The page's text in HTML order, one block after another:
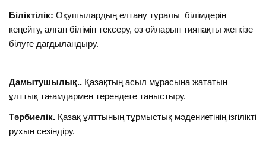
Біліктілік: Оқушылардың елтану туралы білімдерін
кеңейту, алған білімін тексеру, өз ойларын тиянақты жеткізе
білуге дағдыландыру.
Дамытушылық.. Қазақтың асыл мұрасына жататын
ұлттық тағамдармен терендете таныстыру.
Тәрбиелік. Қазақ ұлттының тұрмыстық мәдениетінің ізгілікті
рухын сезіндіру.